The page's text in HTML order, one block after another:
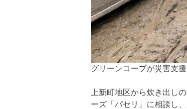
グリーンコープが災害支
上新町地区から炊き出し
ーズ「パセリ」に相談し